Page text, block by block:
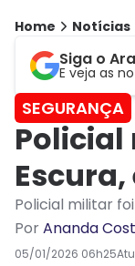
Home Notícias
Siga o
E veja as
SEGURANÇA
Policial militar
PorAnanda
05/01/2026 06h25